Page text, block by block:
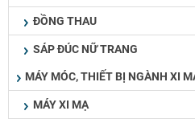
ĐỒNG THAU
SÁP ĐÚC NỮ TRANG
MÁY MÓC, THIẾT BỊ NGÀNH XI
MÁY XI MẠ